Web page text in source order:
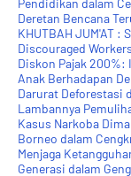
Pendidikan dalam
Deretan Bencana
KHUTBAH JUM'AT :
Discouraged
Diskon Pajak
Anak Berhadapan
Darurat Deforestasi
Lambannya
Kasus Narkoba
Borneo dalam
Menjaga
Generasi dalam